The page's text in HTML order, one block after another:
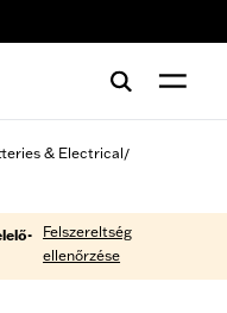
& Electrical/
Felszereltség
ellenőrzése